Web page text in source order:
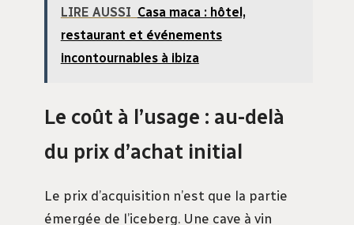
LIRE AUSSI Casa maca : hôtel,
restaurant et événements
incontournables à ibiza
Le coût à l’usage : au-delà
du prix d’achat initial
Le prix d’acquisition n’est que la partie
émergée de l’iceberg. Une cave à vin